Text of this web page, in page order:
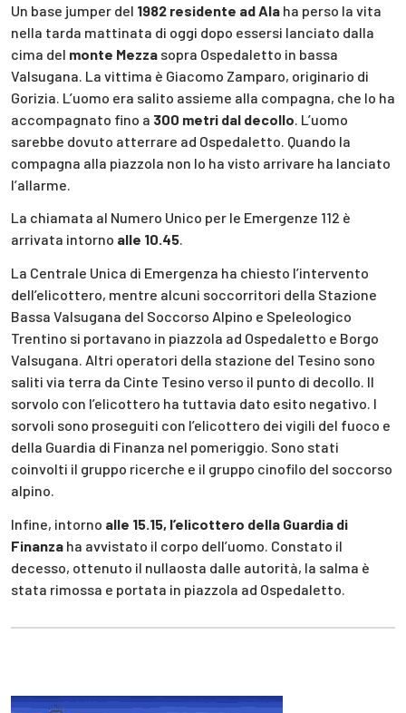
Un base jumper del 1982 residente ad Ala ha perso la vita
nella tarda mattinata di oggi dopo essersi lanciato dalla
cima del monte Mezza sopra Ospedaletto in bassa
Valsugana. La vittima è Giacomo Zamparo, originario di
Gorizia. L’uomo era salito assieme alla compagna, che lo ha
accompagnato fino a 300 metri dal decollo . L’uomo
sarebbe dovuto atterrare ad Ospedaletto. Quando la
compagna alla piazzola non lo ha visto arrivare ha lanciato
l’allarme.
La chiamata al Numero Unico per le Emergenze 112 è
arrivata intorno alle 10.45.
La Centrale Unica di Emergenza ha chiesto l’intervento
dell’elicottero, mentre alcuni soccorritori della Stazione
Bassa Valsugana del Soccorso Alpino e Speleologico
Trentino si portavano in piazzola ad Ospedaletto e Borgo
Valsugana. Altri operatori della stazione del Tesino sono
saliti via terra da Cinte Tesino verso il punto di decollo. Il
sorvolo con l’elicottero ha tuttavia dato esito negativo. I
sorvoli sono proseguiti con l’elicottero dei vigili del fuoco e
della Guardia di Finanza nel pomeriggio. Sono stati
coinvolti il gruppo ricerche e il gruppo cinofilo del soccorso
alpino.
Infine, intorno alle 15.15, l’elicottero della Guardia di
Finanza ha avvistato il corpo dell’uomo. Constato il
decesso, ottenuto il nullaosta dalle autorità, la salma è
stata rimossa e portata in piazzola ad Ospedaletto.